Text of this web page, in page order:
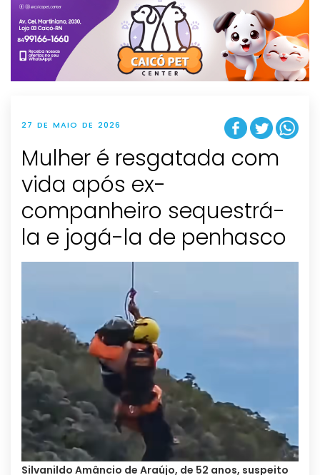
g
t
i
o
n
27 DE MAIO DE 2026
Mulher é resgatada com
vida após ex-
companheiro sequestrá-
la e jogá-la de penhasco
Silvanildo Amâncio de Araújo, de 52 anos, suspeito